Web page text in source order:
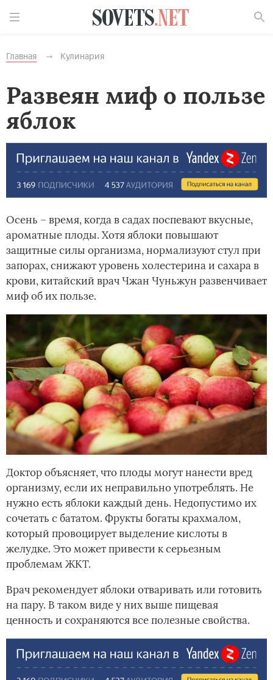
Главная Кулинария
Развеян миф о пользе
яблок
Осень – время, когда в садах поспевают вкусные,
ароматные плоды. Хотя яблоки повышают
защитные силы организма, нормализуют стул при
запорах, снижают уровень холестерина и сахара в
крови, китайский врач Чжан Чуньжун развенчивает
миф об их пользе.
Доктор объясняет, что плоды могут нанести вред
организму, если их неправильно употреблять. Не
нужно есть яблоки каждый день. Недопустимо их
сочетать с бататом. Фрукты богаты крахмалом,
который провоцирует выделение кислоты в
желудке. Это может привести к серьезным
проблемам ЖКТ.
Врач рекомендует яблоки отваривать или готовить
на пару. В таком виде у них выше пищевая
ценность и сохраняются все полезные свойства.